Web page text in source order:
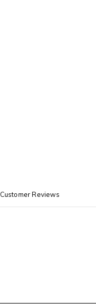
Customer Reviews